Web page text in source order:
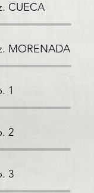
CUECA
MORENADA
1
2
3